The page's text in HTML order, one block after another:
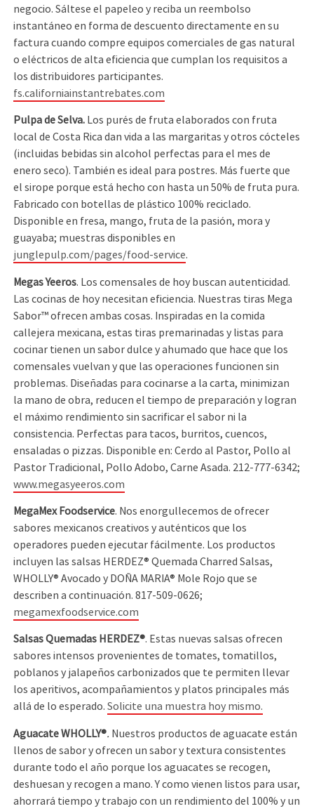
negocio. Sáltese el papeleo y reciba un reembolso
instantáneo en forma de descuento directamente en su
factura cuando compre equipos comerciales de gas natural
o eléctricos de alta eficiencia que cumplan los requisitos a
los distribuidores participantes.
fs.californiainstantrebates.com
Pulpa de Selva. Los purés de fruta elaborados con fruta
local de Costa Rica dan vida a las margaritas y otros cócteles
(incluidas bebidas sin alcohol perfectas para el mes de
enero seco). También es ideal para postres. Más fuerte que
el sirope porque está hecho con hasta un 50% de fruta pura.
Fabricado con botellas de plástico 100% reciclado.
Disponible en fresa, mango, fruta de la pasión, mora y
guayaba; muestras disponibles en
junglepulp.com/pages/food-service.
Megas Yeeros. Los comensales de hoy buscan autenticidad.
Las cocinas de hoy necesitan eficiencia. Nuestras tiras Mega
Sabor™ ofrecen ambas cosas. Inspiradas en la comida
callejera mexicana, estas tiras premarinadas y listas para
cocinar tienen un sabor dulce y ahumado que hace que los
comensales vuelvan y que las operaciones funcionen sin
problemas. Diseñadas para cocinarse a la carta, minimizan
la mano de obra, reducen el tiempo de preparación y logran
el máximo rendimiento sin sacrificar el sabor ni la
consistencia. Perfectas para tacos, burritos, cuencos,
ensaladas o pizzas. Disponible en: Cerdo al Pastor, Pollo al
Pastor Tradicional, Pollo Adobo, Carne Asada. 212-777-6342;
www.megasyeeros.com
MegaMex Foodservice. Nos enorgullecemos de ofrecer
sabores mexicanos creativos y auténticos que los
operadores pueden ejecutar fácilmente. Los productos
incluyen las salsas HERDEZ® Quemada Charred Salsas,
WHOLLY® Avocado y DOÑA MARIA® Mole Rojo que se
describen a continuación. 817-509-0626;
megamexfoodservice.com
Salsas Quemadas HERDEZ®. Estas nuevas salsas ofrecen
sabores intensos provenientes de tomates, tomatillos,
poblanos y jalapeños carbonizados que te permiten llevar
los aperitivos, acompañamientos y platos principales más
allá de lo esperado.Solicite una muestra hoy mismo.
Aguacate WHOLLY®. Nuestros productos de aguacate están
llenos de sabor y ofrecen un sabor y textura consistentes
durante todo el año porque los aguacates se recogen,
deshuesan y recogen a mano. Y como vienen listos para usar,
ahorrará tiempo y trabajo con un rendimiento del 100% y un